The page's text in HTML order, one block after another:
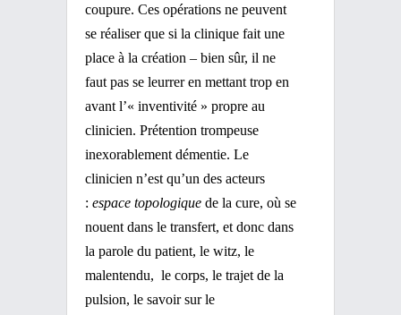
coupure. Ces opérations ne peuvent
se réaliser que si la clinique fait une
place à la création – bien sûr, il ne
faut pas se leurrer en mettant trop en
avant l’« inventivité » propre au
clinicien. Prétention trompeuse
inexorablement démentie. Le
clinicien n’est qu’un des acteurs
: espace topologique de la cure, où se
nouent dans le transfert, et donc dans
la parole du patient, le witz, le
malentendu, le corps, le trajet de la
pulsion, le savoir sur le